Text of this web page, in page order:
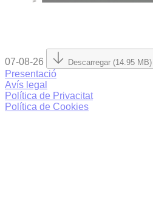
07-08-26 Descarregar (14.95 MB)
Presentació
Avís legal
Política de Privacitat
Política de Cookies